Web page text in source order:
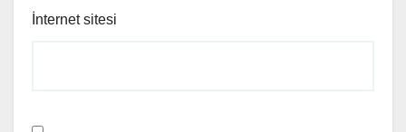
İnternet sitesi